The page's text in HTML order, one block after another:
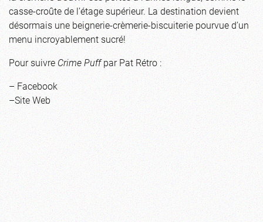
casse-croûte de l’étage supérieur. La destination devient
désormais une beignerie-crèmerie-biscuiterie pourvue d’un
menu incroyablement sucré!
Pour suivreCrime Puffpar Pat Rétro :
–Facebook
–Site Web